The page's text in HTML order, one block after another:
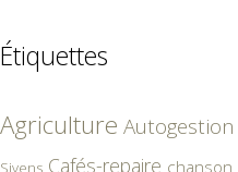
Étiquettes
Agriculture Autogestion
Sivens Cafés-repaire chanson